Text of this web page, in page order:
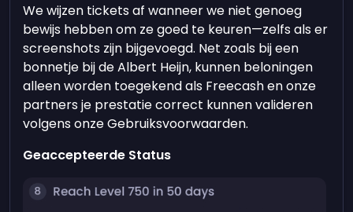
We wijzen tickets af wanneer we niet genoeg
bewijs hebben om ze goed te keuren—zelfs als er
screenshots zijn bijgevoegd. Net zoals bij een
bonnetje bij de Albert Heijn, kunnen beloningen
alleen worden toegekend als Freecash en onze
partners je prestatie correct kunnen valideren
volgens onze Gebruiksvoorwaarden.
Geaccepteerde Status